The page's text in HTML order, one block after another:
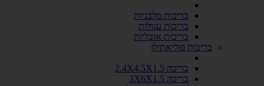
בריכות מלבניות
בריכות עגולות
בריכות אובליות
בריכות פוליאתילן
בריכה 2.4X4.5X1.5
בריכה 3X6X1.5